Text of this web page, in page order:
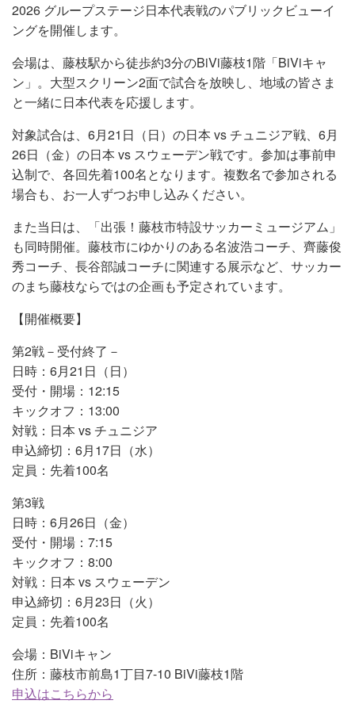
2026 グループステージ日本代表戦のパブリックビューイ
ングを開催します。
会場は、藤枝駅から徒歩約3分のBiVi藤枝1階「BiViキャ
ン」。大型スクリーン2面で試合を放映し、地域の皆さま
と一緒に日本代表を応援します。
対象試合は、6月21日（日）の日本 vs チュニジア戦、6月
26日（金）の日本 vs スウェーデン戦です。参加は事前申
込制で、各回先着100名となります。複数名で参加される
場合も、お一人ずつお申し込みください。
また当日は、「出張！藤枝市特設サッカーミュージアム」
も同時開催。藤枝市にゆかりのある名波浩コーチ、齊藤俊
秀コーチ、長谷部誠コーチに関連する展示など、サッカー
のまち藤枝ならではの企画も予定されています。
【開催概要】
第2戦－受付終了－
日時：6月21日（日）
受付・開場：12:15
キックオフ：13:00
対戦：日本 vs チュニジア
申込締切：6月17日（水）
定員：先着100名
第3戦
日時：6月26日（金）
受付・開場：7:15
キックオフ：8:00
対戦：日本 vs スウェーデン
申込締切：6月23日（火）
定員：先着100名
会場：BiViキャン
住所：藤枝市前島1丁目7-10 BiVi藤枝1階
申込はこちらから